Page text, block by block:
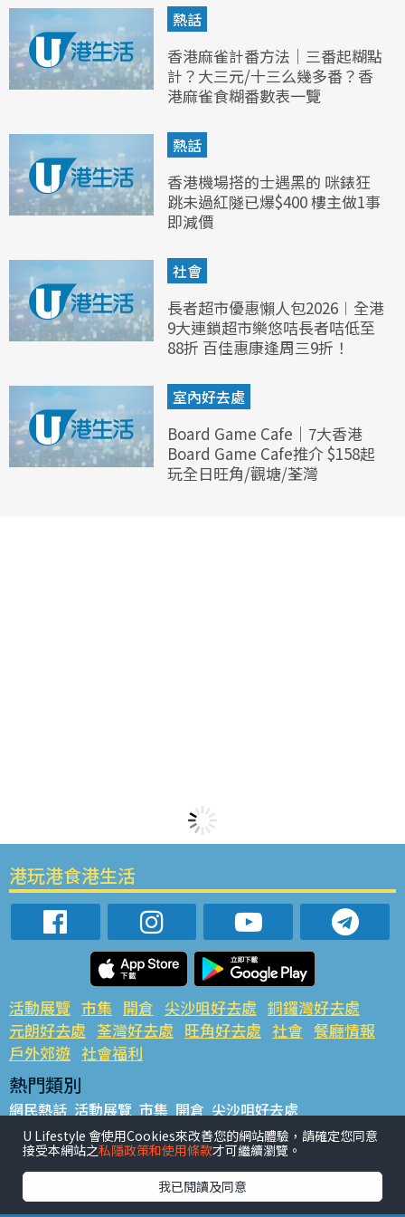
熱話
香港麻雀計番方法｜三番起糊點
計？大三元/十三么幾多番？香
港麻雀食糊番數表一覽
熱話
香港機場搭的士遇黑的 咪錶狂
跳未過紅隧已爆$400 樓主做1事
即減價
社會
長者超市優惠懶人包2026︱全港
9大連鎖超市樂悠咭長者咭低至
88折 百佳惠康逢周三9折！
室內好去處
Board Game Cafe｜7大香港
Board Game Cafe推介 $158起
玩全日旺角/觀塘/荃灣
港玩港食港生活
活動展覽 市集 開倉 尖沙咀好去處 銅鑼灣好去處
元朗好去處 荃灣好去處 旺角好去處 社會 餐廳情報
戶外郊遊 社會福利
熱門類別
網民熱話 活動展覽 市集 開倉 尖沙咀好去處
銅鑼灣好去處 元朗好去處 荃灣好去處 旺角好去處 社會
餐廳情報 戶外郊遊
熱門標籤
#UGO搵好去處 #人氣活動推介 #美食社群熱話
U Lifestyle 會使用Cookies來改善您的網站體驗，請確定您同意
接受本網站之私隱政策和使用條款才可繼續瀏覽。
我已閱讀及同意